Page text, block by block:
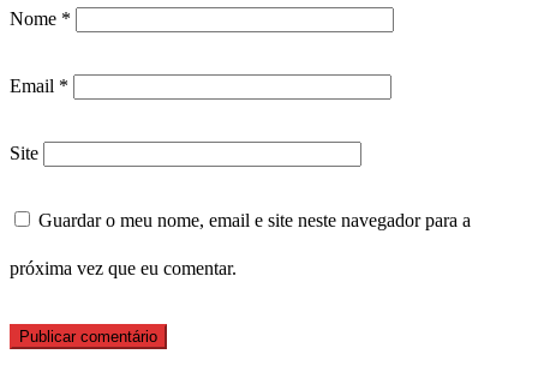
Nome *
Email *
Site
Guardar o meu nome, email e site neste navegador para a
próxima vez que eu comentar.